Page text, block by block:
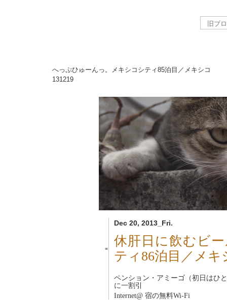
へっぷひゅーんっ。メキシコシティ85泊目／メキシコ
131219
Dec 20, 2013_Fri.
■
休肝日に飲むビ
ティ86泊目／メキ
ペンション・アミーゴ （初日はひ
に一割引
Internet@ 宿の無料Wi-Fi